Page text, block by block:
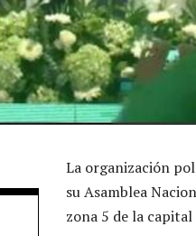
La organización
su Asamblea
zona 5 de la